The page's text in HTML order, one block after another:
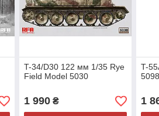
T-34/D30 122 мм 1/35 Rye
Field Model 5030
1 990₴
T-
1